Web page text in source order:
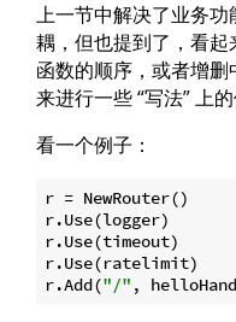
上一节中解决了业务
耦，但也提到了，看
函数的顺序，或者增
来进行一些 “写法” 上的
看一个例子：
r = NewRouter()
r.Use(logger)
r.Use(timeout)
r.Use(ratelimit)
r.Add("/"